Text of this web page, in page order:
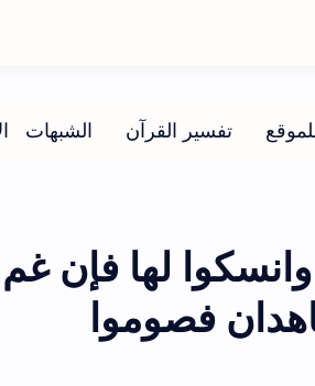
لها فإن غم
فصوموا